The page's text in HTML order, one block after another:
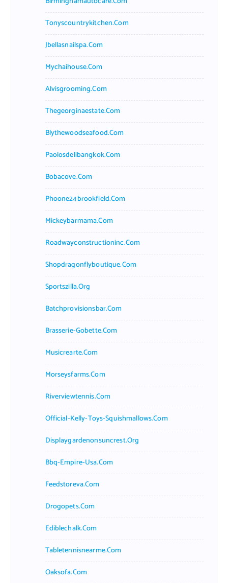
Tonyscountrykitchen.com
Jbellasnailspa.com
Mychaihouse.com
Alvisgrooming.com
Thegeorginaestate.com
Blythewoodseafood.com
Paolosdelibangkok.com
Bobacove.com
Phoone24brookfield.com
Mickeybarmama.com
Roadwayconstructioninc.com
Shopdragonflyboutique.com
Sportszilla.org
Batchprovisionsbar.com
Brasserie-Gobette.com
Musicrearte.com
Morseysfarms.com
Riverviewtennis.com
Official-Kelly-Toys-Squishmallows.com
Displaygardenonsuncrest.org
Bbq-Empire-Usa.com
Feedstoreva.com
Drogopets.com
Ediblechalk.com
Tabletennisnearme.com
Oaksofa.com